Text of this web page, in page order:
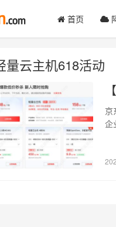
首页
量云主机618活动
京
企